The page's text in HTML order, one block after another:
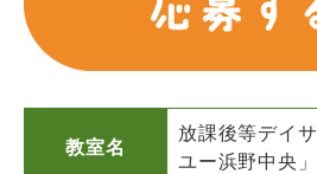
教室名
放課後等デイ
ユー浜野中央」